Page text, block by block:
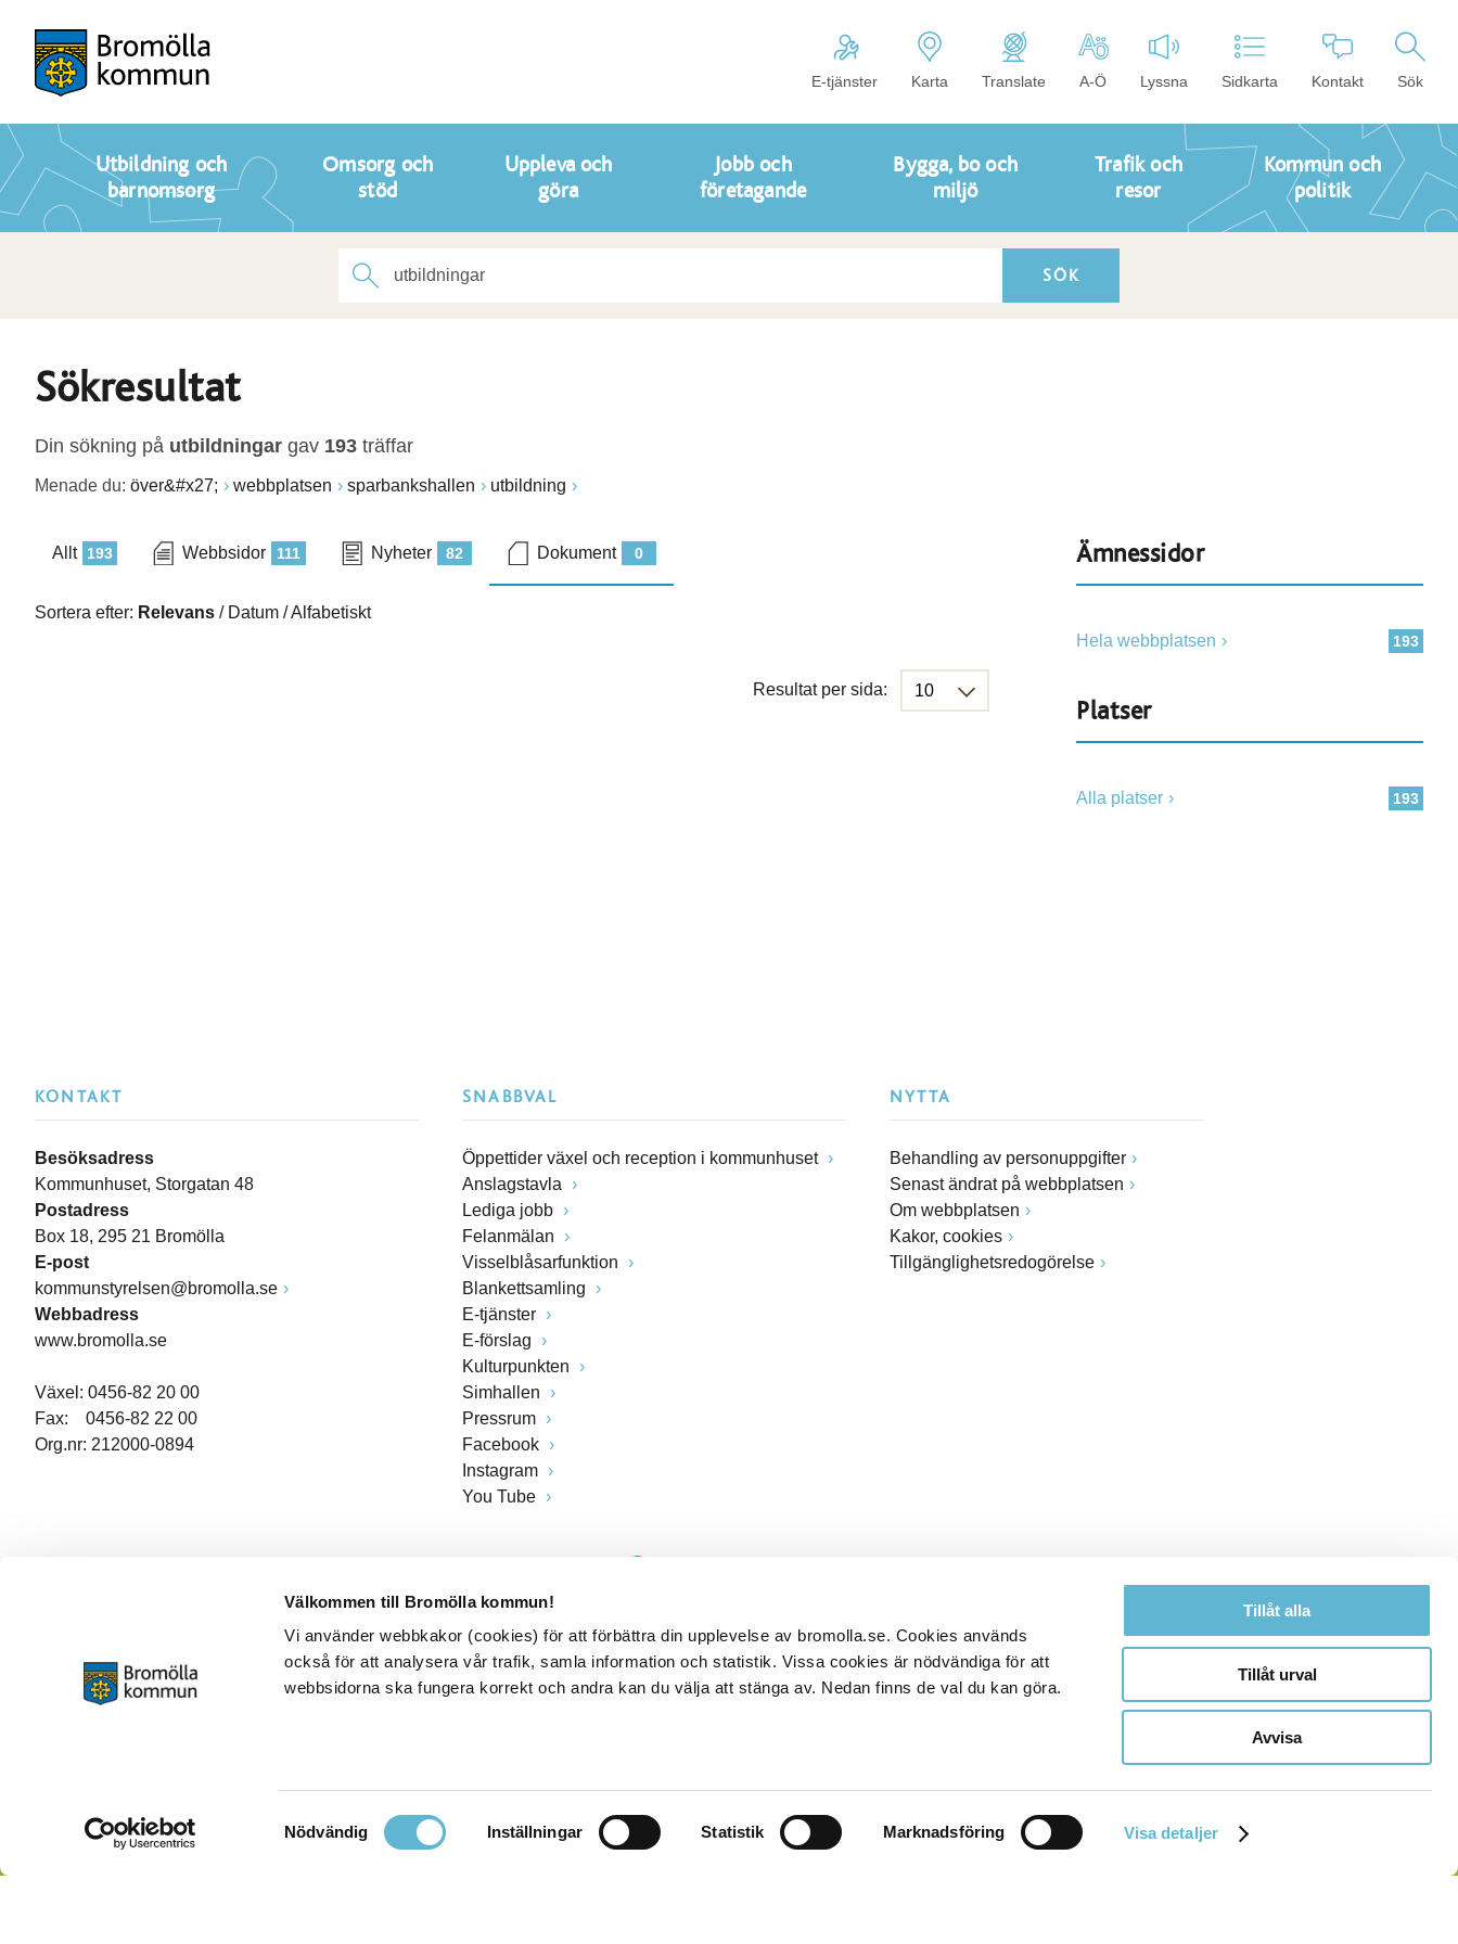
Välkommen till Bromölla kommun!
Vi använder webbkakor (cookies) för att förbättra din upplevelse av bromolla.se. Cookies används
också för att analysera vår trafik, samla information och statistik. Vissa cookies är nödvändiga för att
webbsidorna ska fungera korrekt och andra kan du välja att stänga av. Nedan finns de val du kan göra.
Samtyckesval
Nödvändig Inställningar Statistik Marknadsföring Visa detaljer
Tillåt alla
Tillåt urval
Avvisa
E-tjänster Karta Translate A-Ö Lyssna Sidkarta Kontakt Sök
Utbildning och
barnomsorg
Omsorg och
stöd
Uppleva och
göra
Jobb och
företagande
Bygga, bo och
miljö
Trafik och
resor
Kommun och
politik
Sökresultat
Din sökning på utbildningar gav 193 träffar
Menade du: över&#x27; webbplatsen sparbankshallen utbildning
193
Allt 111
Webbsidor 82
Nyheter 0
Dokument
Sortera efter: Relevans / Datum /Alfabetiskt
Resultat per sida:
Ämnessidor
193
Hela webbplatsen
Platser
193
Alla platser
KONTAKT
Besöksadress
Kommunhuset, Storgatan 48
Postadress
Box 18, 295 21 Bromölla
E-post
kommunstyrelsen@bromolla.se
Webbadress
www.bromolla.se
Växel: 0456-82 20 00
Fax: 0456-82 22 00
Org.nr: 212000-0894
SNABBVAL
Öppettider växel och reception i kommunhuset
Anslagstavla
Lediga jobb
Felanmälan
Visselblåsarfunktion
Blankettsamling
E-tjänster
E-förslag
Kulturpunkten
Simhallen
Pressrum
Facebook
Instagram
You Tube
NYTTA
Behandling av personuppgifter
Senast ändrat på webbplatsen
Om webbplatsen
Kakor, cookies
Tillgänglighetsredogörelse